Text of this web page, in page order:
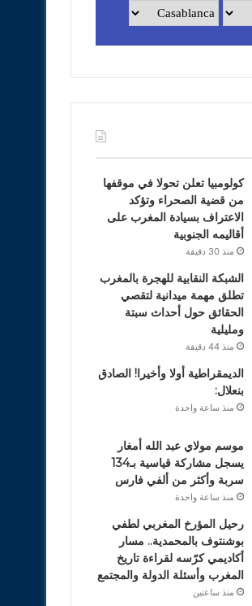
كولومبيا تعلن تحولا في موقفها
من قضية الصحراء وتؤكد
الاعتراف بسيادة المغرب على
أقاليمه الجنوبية
منذ 30 دقيقة
الشبكة النقابية للهجرة بالمغرب
تطلق مهمة ميدانية لتقصي
الحقائق حول أحداث سبتة
ومليلية
منذ 44 دقيقة
الديمقراطية أولا وأخيرا! الصادق
بنعلال:
منذ ساعة واحدة
موسم مولاي عبد الله أمغار
يسجل مشاركة قياسية بـ134
سربة وأكثر من ألفي فارس
منذ ساعة واحدة
رحيل المؤرخ المغربي لطفي
بوشنتوف بالمحمدية.. مسار
أكاديمي كرّسه لقراءة تاريخ
المغرب وأسئلة الدولة والمجتمع
منذ ساعتين